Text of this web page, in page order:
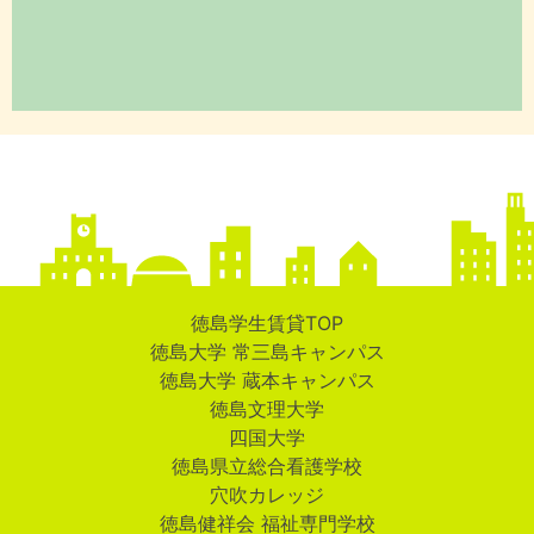
徳島学生賃貸TOP
徳島大学 常三島キャンパス
徳島大学 蔵本キャンパス
徳島文理大学
四国大学
徳島県立総合看護学校
穴吹カレッジ
徳島健祥会 福祉専門学校